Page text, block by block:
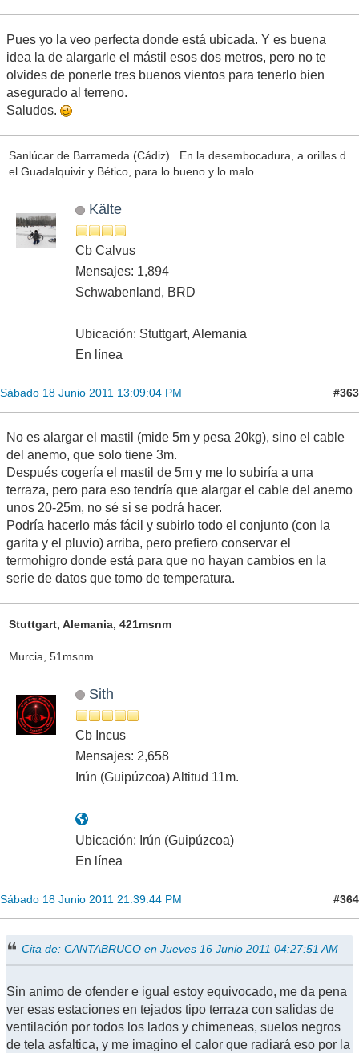
Pues yo la veo perfecta donde está ubicada. Y es buena
idea la de alargarle el mástil esos dos metros, pero no te
olvides de ponerle tres buenos vientos para tenerlo bien
asegurado al terreno.
Saludos.
Sanlúcar de Barrameda (Cádiz)...En la desembocadura, a orillas d
el Guadalquivir y Bético, para lo bueno y lo malo
Kälte
Cb Calvus
Mensajes: 1,894
Schwabenland, BRD
Ubicación: Stuttgart, Alemania
En línea
Sábado 18 Junio 2011 13:09:04 PM #363
No es alargar el mastil (mide 5m y pesa 20kg), sino el cable
del anemo, que solo tiene 3m.
Después cogería el mastil de 5m y me lo subiría a una
terraza, pero para eso tendría que alargar el cable del anemo
unos 20-25m, no sé si se podrá hacer.
Podría hacerlo más fácil y subirlo todo el conjunto (con la
garita y el pluvio) arriba, pero prefiero conservar el
termohigro donde está para que no hayan cambios en la
serie de datos que tomo de temperatura.
Stuttgart, Alemania, 421msnm
Murcia, 51msnm
Sith
Cb Incus
Mensajes: 2,658
Irún (Guipúzcoa) Altitud 11m.
Ubicación: Irún (Guipúzcoa)
En línea
Sábado 18 Junio 2011 21:39:44 PM #364
Cita de: CANTABRUCO en Jueves 16 Junio 2011 04:27:51 AM
Sin animo de ofender e igual estoy equivocado, me da pena
ver esas estaciones en tejados tipo terraza con salidas de
ventilación por todos los lados y chimeneas, suelos negros
de tela asfaltica, y me imagino el calor que radiará eso por la